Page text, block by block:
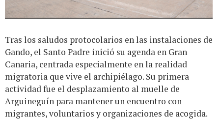
Tras los saludos protocolarios en las instalaciones de
Gando, el Santo Padre inició su agenda en Gran
Canaria, centrada especialmente en la realidad
migratoria que vive el archipiélago. Su primera
actividad fue el desplazamiento al muelle de
Arguineguín para mantener un encuentro con
migrantes, voluntarios y organizaciones de acogida.